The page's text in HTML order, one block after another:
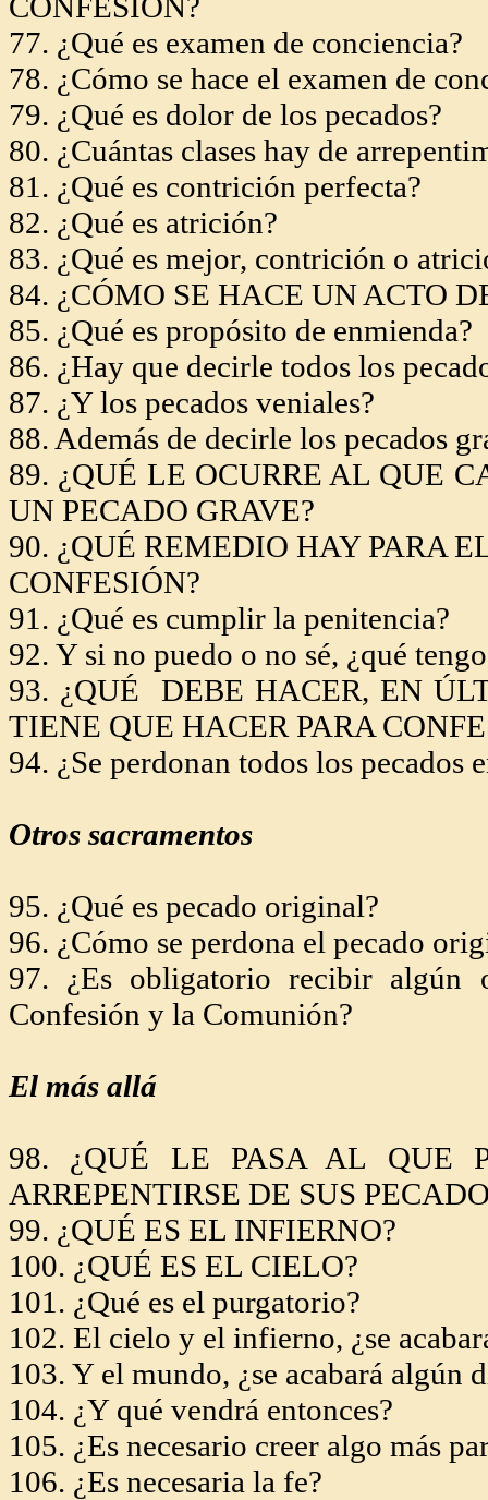
77. ¿Qué es examen de conciencia?
78. ¿Cómo se hace el examen de
79. ¿Qué es dolor de los pecados?
80. ¿Cuántas clases hay de
81. ¿Qué es contrición perfecta?
82. ¿Qué es atrición?
83. ¿Qué es mejor, contrición o
84. ¿CÓMO SE HACE UN ACTO
85. ¿Qué es propósito de enmienda?
86. ¿Hay que decirle todos los
87. ¿Y los pecados veniales?
88. Además de decirle los pecados
89. ¿QUÉ LE OCURRE AL QUE
UN PECADO GRAVE?
90. ¿QUÉ REMEDIO HAY PARA
CONFESIÓN?
91. ¿Qué es cumplir la penitencia?
92. Y si no puedo o no sé, ¿qué
93. ¿QUÉ DEBE HACER, EN
TIENE QUE HACER PARA
94. ¿Se perdonan todos los pecados
Otros sacramentos
95. ¿Qué es pecado original?
96. ¿Cómo se perdona el pecado
97. ¿Es obligatorio recibir algún
Confesión y la Comunión?
El más allá
98. ¿QUÉ LE PASA AL QUE
ARREPENTIRSE DE SUS
99. ¿QUÉ ES EL INFIERNO?
100. ¿QUÉ ES EL CIELO?
101. ¿Qué es el purgatorio?
102. El cielo y el infierno, ¿se
103. Y el mundo, ¿se acabará algún
104. ¿Y qué vendrá entonces?
105. ¿Es necesario creer algo más
106. ¿Es necesaria la fe?